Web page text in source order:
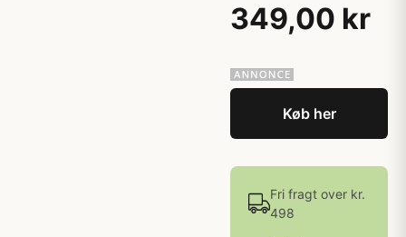
349,00 kr
Køb her
Fri fragt over kr.
498